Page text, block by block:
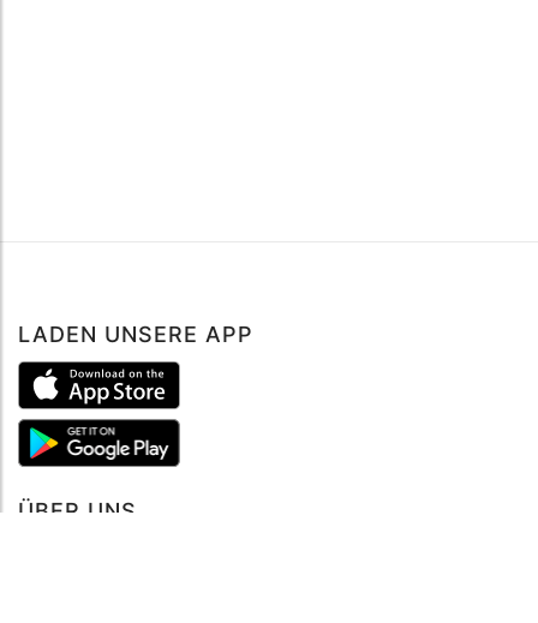
LADEN UNSERE APP
ÜBER UNS